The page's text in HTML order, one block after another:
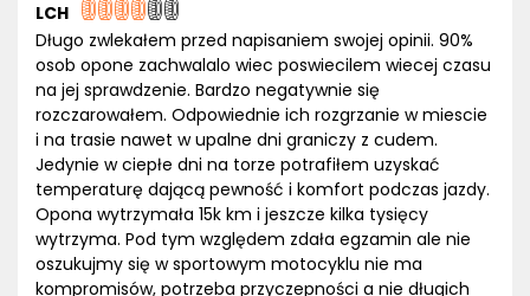
LCH
Długo zwlekałem przed napisaniem swojej opinii. 90%
osob opone zachwalalo wiec poswiecilem wiecej czasu
na jej sprawdzenie. Bardzo negatywnie się
rozczarowałem. Odpowiednie ich rozgrzanie w miescie
i na trasie nawet w upalne dni graniczy z cudem.
Jedynie w ciepłe dni na torze potrafiłem uzyskać
temperaturę dającą pewność i komfort podczas jazdy.
Opona wytrzymała 15k km i jeszcze kilka tysięcy
wytrzyma. Pod tym względem zdała egzamin ale nie
oszukujmy się w sportowym motocyklu nie ma
kompromisów, potrzeba przyczepności a nie długich